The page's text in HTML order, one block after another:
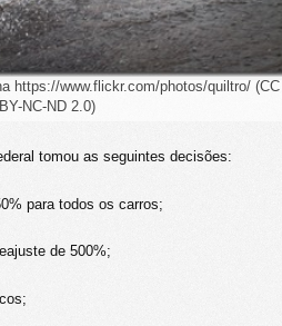
https://www.flickr.com/photos/quiltro/ (CC
BY-NC-ND 2.0)
tomou as seguintes decisões:
para todos os carros;
de 500%;